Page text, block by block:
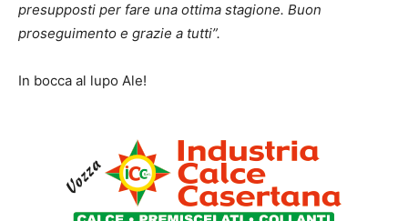
presupposti per fare una ottima stagione. Buon
proseguimento e grazie a tutti”.
In bocca al lupo Ale!